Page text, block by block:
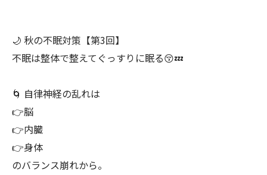
🌙 秋の不眠対策【第3回】
不眠は整体で整えてぐっすりに眠る😚💤
🌀 自律神経の乱れは
👉脳
👉内臓
👉身体
のバランス崩れから。